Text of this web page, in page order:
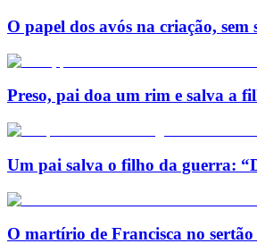
O papel dos avós na criação,
Preso, pai doa um rim e salva a
Um pai salva o filho da guerra:
O martírio de Francisca no